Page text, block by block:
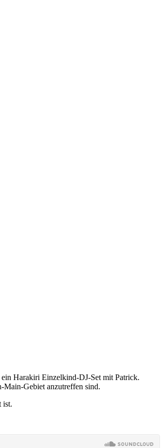
Harakiri Einzelkind-DJ-Set mit Patrick.
Main-Gebiet anzutreffen sind.
ist.